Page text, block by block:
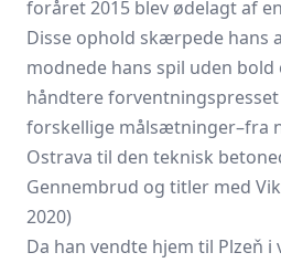
foråret 2015 blev ødelagt af
Disse ophold skærpede hans
modnede hans spil uden
håndtere
forskellige målsætninger–fra
Ostrava til den teknisk
Gennembrud og titler med
2020)
Da han vendte hjem til Plzeň i